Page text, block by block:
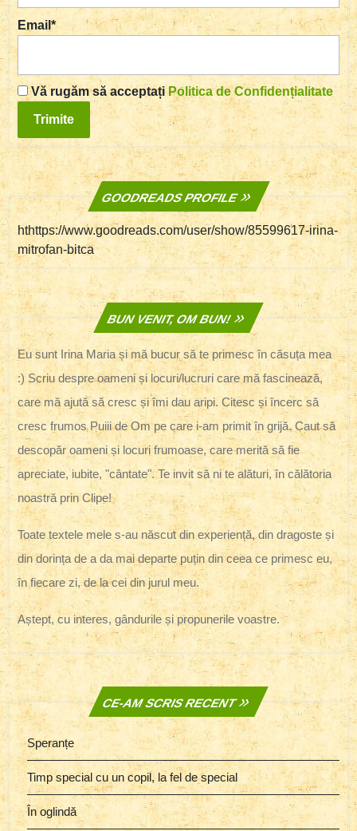
Email*
Vă rugăm să acceptați Politica de Confidențialitate
GOODREADS PROFILE
hthttps://www.goodreads.com/user/show/85599617-irina-
mitrofan-bitca
BUN VENIT, OM BUN!
Eu sunt Irina Maria și mă bucur să te primesc în căsuța mea
:) Scriu despre oameni și locuri/lucruri care mă fascinează,
care mă ajută să cresc și îmi dau aripi. Citesc și încerc să
cresc frumos Puiii de Om pe care i-am primit în grijă. Caut să
descopăr oameni și locuri frumoase, care merită să fie
apreciate, iubite, "cântate". Te invit să ni te alături, în călătoria
noastră prin Clipe!
Toate textele mele s-au născut din experiență, din dragoste și
din dorința de a da mai departe puțin din ceea ce primesc eu,
în fiecare zi, de la cei din jurul meu.
Aștept, cu interes, gândurile și propunerile voastre.
CE-AM SCRIS RECENT
Speranțe
Timp special cu un copil, la fel de special
În oglindă